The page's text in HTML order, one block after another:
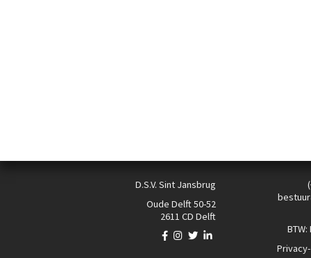
D.S.V. Sint Jansbrug
Oude Delft 50-52
2611 CD Delft